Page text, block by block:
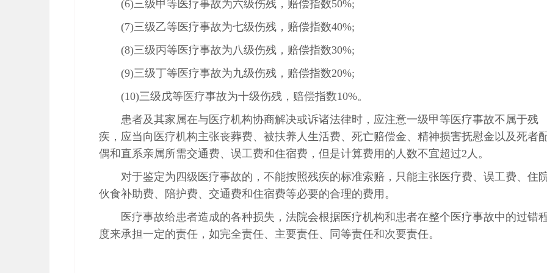
(6)三级甲等医疗事故为六级伤残，赔偿指数50%;
(7)三级乙等医疗事故为七级伤残，赔偿指数40%;
(8)三级丙等医疗事故为八级伤残，赔偿指数30%;
(9)三级丁等医疗事故为九级伤残，赔偿指数20%;
(10)三级戊等医疗事故为十级伤残，赔偿指数10%。
患者及其家属在与医疗机构协商解决或诉诸法律时，应注意一级甲等医疗事故不属于残
疾，应当向医疗机构主张丧葬费、被扶养人生活费、死亡赔偿金、精神损害抚慰金以及死者
偶和直系亲属所需交通费、误工费和住宿费，但是计算费用的人数不宜超过2人。
对于鉴定为四级医疗事故的，不能按照残疾的标准索赔，只能主张医疗费、误工费、住
伙食补助费、陪护费、交通费和住宿费等必要的合理的费用。
医疗事故给患者造成的各种损失，法院会根据医疗机构和患者在整个医疗事故中的过错
度来承担一定的责任，如完全责任、主要责任、同等责任和次要责任。